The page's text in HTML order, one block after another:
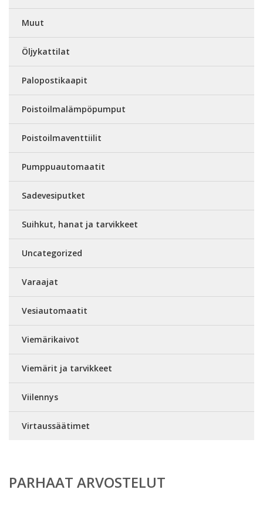
Muut
Öljykattilat
Palopostikaapit
Poistoilmalämpöpumput
Poistoilmaventtiilit
Pumppuautomaatit
Sadevesiputket
Suihkut, hanat ja tarvikkeet
Uncategorized
Varaajat
Vesiautomaatit
Viemärikaivot
Viemärit ja tarvikkeet
Viilennys
Virtaussäätimet
PARHAAT ARVOSTELUT